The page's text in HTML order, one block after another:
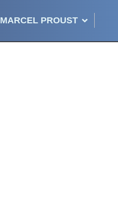
MARCEL PROUST